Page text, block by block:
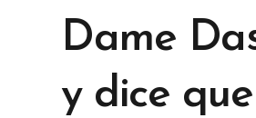
Dame
y dice